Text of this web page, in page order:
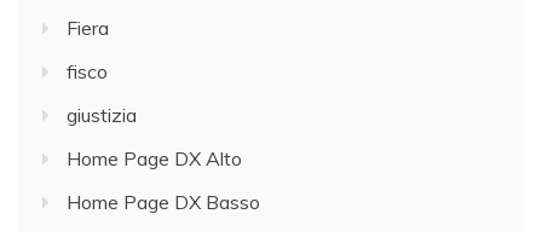
Fiera
fisco
giustizia
Home Page DX Alto
Home Page DX Basso